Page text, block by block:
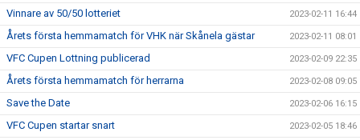
Vinnare av 50/50 lotteriet 2023-02-11 16:44
Årets första hemmamatch för VHK när Skånela gästar 2023-02-11 08:01
VFC Cupen Lottning publicerad 2023-02-09 22:35
Årets första hemmamatch för herrarna 2023-02-08 09:05
Save the Date 2023-02-06 16:15
VFC Cupen startar snart 2023-02-05 18:46